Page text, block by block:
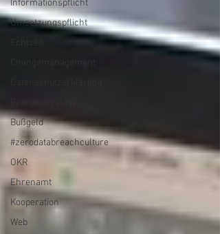
Informationspflicht
Umsetzungspflicht
Bußgeld
#zerodatabreachculture
OKR
Ehrenamt
Kooperation
Web